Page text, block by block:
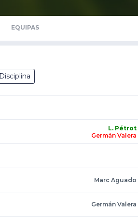
EQUIPAS
Disciplina
L. Pétrot
Germán Valera
Marc Aguado
Germán Valera